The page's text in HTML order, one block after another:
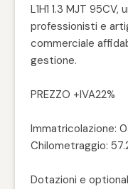
L1H1 1.3 MJT
professionisti e
commerciale
gestione.
PREZZO +IVA22%
Immatricolazione:
Chilometraggio:
Dotazioni e